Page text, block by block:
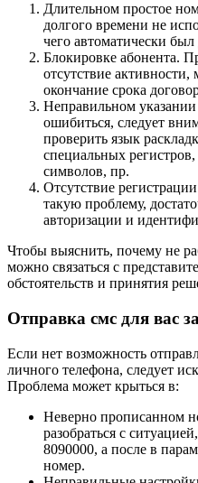
Длительном простое
долгого времени не
чего автоматически
Блокировке абонента.
отсутствие
окончание срока
Неправильном
ошибиться, следует
проверить язык
специальных
символов, пр.
Отсутствие
такую проблему,
авторизации и
Чтобы выяснить, почему не
можно связаться с
обстоятельств и принятия
Отправка смс для вас
Если нет возможность
личного телефона, следует
Проблема может крыться в:
Неверно прописанном
разобраться с
8090000, а после в
номер.